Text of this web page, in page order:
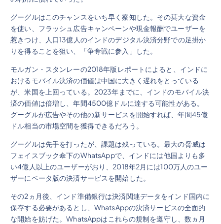
グーグルはこのチャンスをいち早く察知した。その莫大な資金
を使い、フラッシュ広告キャンペーンや現金報酬でユーザーを
惹きつけ、人口13億人のインドのデジタル決済分野での足掛か
りを得ることを狙い、「争奪戦に参入」した。
モルガン・スタンレーの2018年版レポートによると、インドに
おけるモバイル決済の価値は中国に大きく遅れをとっている
が、米国を上回っている。2023年までに、インドのモバイル決
済の価値は倍増し、年間4500億ドルに達する可能性がある。
グーグルが広告やその他の新サービスを開始すれば、年間45億
ドル相当の市場空間を獲得できるだろう。
グーグルは先手を打ったが、課題は残っている。最大の脅威は
フェイスブック傘下のWhatsAppで、インドには他国よりも多
い4億人以上のユーザーがおり、2018年2月には100万人のユー
ザーにベータ版の決済サービスを開始した。
その2ヵ月後、インド準備銀行は決済関連データをインド国内に
保存する必要があるとし、WhatsAppの決済サービスの全面的
な開始を妨げた。WhatsAppはこれらの規制を遵守し、数ヵ月